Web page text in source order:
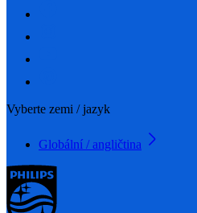
Vyberte zemi / jazyk
Globální / angličtina